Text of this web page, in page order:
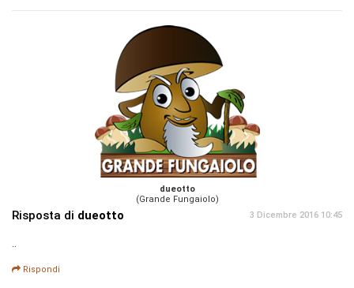
dueotto
(Grande Fungaiolo)
Risposta di dueotto 3 Dicembre 2016 10:45
..
Rispondi